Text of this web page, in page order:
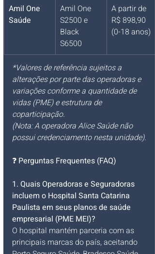
Amil One
Saúde
Amil One
S2500 e
Black
S6500
A partir de
R$ 898,90
(0-18 anos)
*Valores de referência sujeitos a
alterações por parte das operadoras e
variações conforme a quantidade de
vidas (PME) e estrutura de
coparticipação.
(Nota: A operadora Alice Saúde não
possui credenciamento nesta unidade).
❓ Perguntas Frequentes (FAQ)
1. Quais Operadoras e Seguradoras
incluem o Hospital Santa Catarina
Paulista em seus planos de saúde
empresarial (PME MEI)?
O hospital mantém parceria com as
principais marcas do país, aceitando